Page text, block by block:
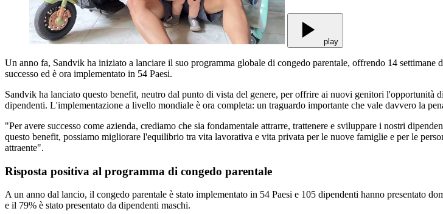
play
Un anno fa, Sandvik ha iniziato a lanciare il suo programma globale di congedo parentale, offrendo 14
successo ed è ora implementato in 54 Paesi.
Sandvik ha lanciato questo benefit, neutro dal punto di vista del genere, per offrire ai nuovi genitori
dipendenti. L'implementazione a livello mondiale è ora completa: un traguardo importante che vale davvero la
"Per avere successo come azienda, crediamo che sia fondamentale attrarre, trattenere e sviluppare i nostri
questo benefit, possiamo migliorare l'equilibrio tra vita lavorativa e vita privata per le nuove famiglie e per le
attraente".
Risposta positiva al programma di congedo parentale
A un anno dal lancio, il congedo parentale è stato implementato in 54 Paesi e 105 dipendenti hanno presentato
e il 79% è stato presentato da dipendenti maschi.